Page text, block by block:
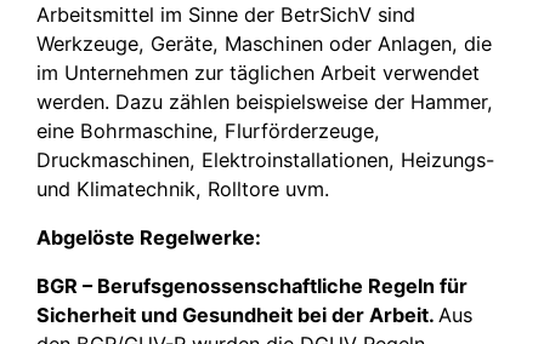
Arbeitsmittel im Sinne der BetrSichV sind
Werkzeuge, Geräte, Maschinen oder Anlagen, die
im Unternehmen zur täglichen Arbeit verwendet
werden. Dazu zählen beispielsweise der Hammer,
eine Bohrmaschine, Flurförderzeuge,
Druckmaschinen, Elektroinstallationen, Heizungs-
und Klimatechnik, Rolltore uvm.
Abgelöste Regelwerke:
BGR – Berufsgenossenschaftliche Regeln für
Sicherheit und Gesundheit bei der Arbeit.Aus